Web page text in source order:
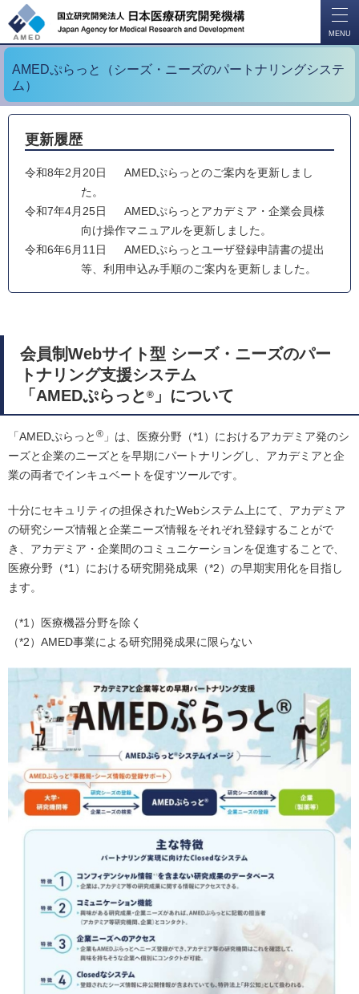
MENU
AMEDぷらっと（シーズ・ニーズのパートナリングシステ
ム）
更新履歴
令和8年2月20日
AMEDぷらっとのご案内を更新しまし
た。
令和7年4月25日
AMEDぷらっとアカデミア・企業会員様
向け操作マニュアルを更新しました。
令和6年6月11日
AMEDぷらっとユーザ登録申請書の提出
等、利用申込み手順のご案内を更新しました。
会員制Webサイト型 シーズ・ニーズのパー
トナリング支援システム
「AMEDぷらっと ® 」について
「AMEDぷらっと ® 」は、医療分野（*1）におけるアカデミア発のシ
ーズと企業のニーズとを早期にパートナリングし、アカデミアと企
業の両者でインキュベートを促すツールです。
十分にセキュリティの担保されたWebシステム上にて、アカデミア
の研究シーズ情報と企業ニーズ情報をそれぞれ登録することがで
き、アカデミア・企業間のコミュニケーションを促進することで、
医療分野（*1）における研究開発成果（*2）の早期実用化を目指し
ます。
（*1）医療機器分野を除く
（*2）AMED事業による研究開発成果に限らない